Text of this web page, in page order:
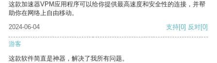
这款加速器VPM应用程序可以给你提供最高速度和安全性的连接，并帮
助你在网络上自由移动。
2024-06-04
支持[0] 反对[0]
游客
这款软件简直是神器，解决了我所有问题。